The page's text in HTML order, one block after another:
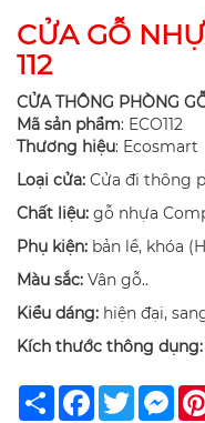
CỬA GỖ
112
CỬA THÔNG PHÒNG
Mã sản phẩm: ECO112
Thương hiệu: Ecosmart
Loại cửa: Cửa đi thông
Chất liệu: gỗ nhựa
Phụ kiện: bản lề, khóa
Màu sắc: Vân gỗ..
Kiểu dáng: hiện đại,
Kích thước thông dụng:
Share Facebook
Twitter